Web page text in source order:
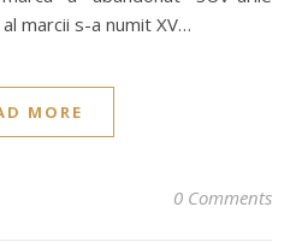
marcii s-a numit XV…
MORE
0 Comments